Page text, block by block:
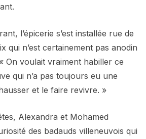
l’épicerie s’est installée rue de
qui n’est certainement pas anodin
On voulait vraiment habiller ce
qui n’a pas toujours eu une
et le faire revivre. »
Alexandra et Mohamed
des badauds villeneuvois qui